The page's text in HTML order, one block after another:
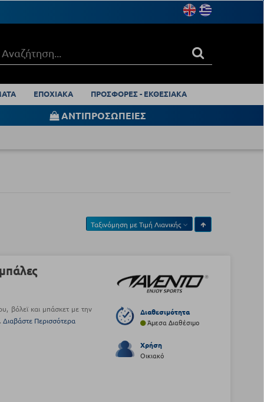
ΕΠΟΧΙΑΚΑ ΠΡΟΣΦΟΡΕΣ - ΕΚΘΕΣΙΑΚΑ
ΑΝΤΙΠΡΟΣΩΠΕΙΕΣ
Ταξινόμηση μεΤιμή Λιανικής
βόλεϊ και μπάσκετ με την
Διαβάστε Περισσότερα
Διαθεσιμότητα
Άμεσα Διαθέσιμο
Χρήση
Οικιακό